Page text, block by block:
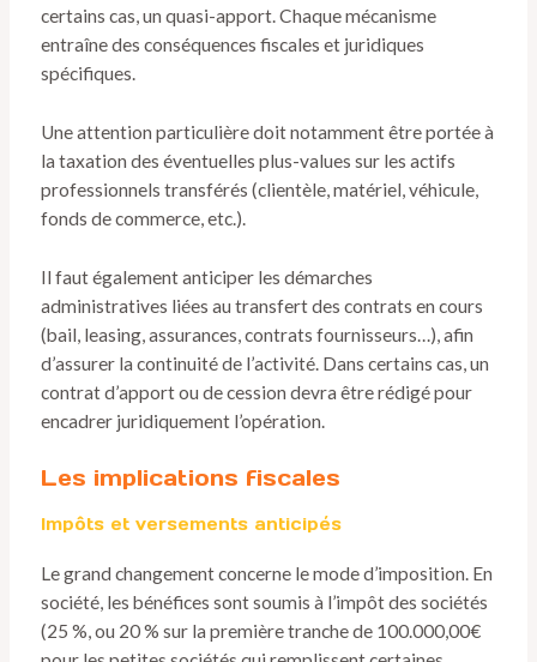
certains cas, un quasi-apport. Chaque mécanisme
entraîne des conséquences fiscales et juridiques
spécifiques.
Une attention particulière doit notamment être portée à
la taxation des éventuelles plus-values sur les actifs
professionnels transférés (clientèle, matériel, véhicule,
fonds de commerce, etc.).
Il faut également anticiper les démarches
administratives liées au transfert des contrats en cours
(bail, leasing, assurances, contrats fournisseurs…), afin
d’assurer la continuité de l’activité. Dans certains cas, un
contrat d’apport ou de cession devra être rédigé pour
encadrer juridiquement l’opération.
Les implications fiscales
Impôts et versements anticipés
Le grand changement concerne le mode d’imposition. En
société, les bénéfices sont soumis à l’impôt des sociétés
(25 %, ou 20 % sur la première tranche de 100.000,00€